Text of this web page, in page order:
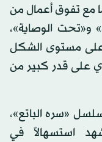
مع تفوق أعمال من
و«تحت الوصاية»،
على مستوى الشكل
على قدر كبير من
«سره الباتع»،
استسهالاً في